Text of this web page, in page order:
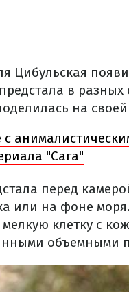
Цибульская
в
на
с
"Сага"
перед
или на фоне
клетку с
объемными